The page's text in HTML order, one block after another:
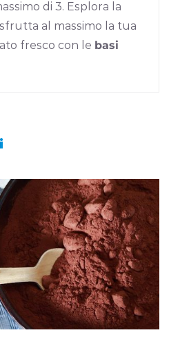
di 3. Esplora la
al massimo la tua
fresco con le basi
DETTAGLI